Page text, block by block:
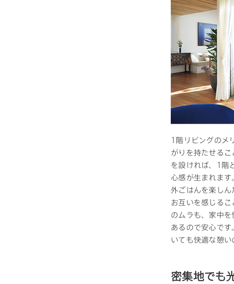
賃貸併用住宅
カタログ請求
1階リビングのメ
がりを持たせる
を設ければ、1階
心感が生まれま
外ごはんを楽しん
お互いを感じる
のムラも、家中
あるので安心で
いても快適な憩い
密集地でも